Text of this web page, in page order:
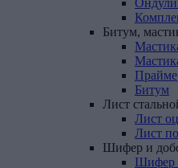
Битум,
Битум
Лист
Лист
Лист
Шифер и
Шифер